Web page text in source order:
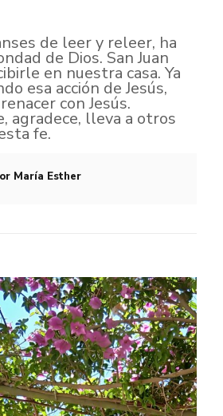
de leer y releer, ha
de Dios. San Juan
en nuestra casa. Ya
esa acción de Jesús,
con Jesús.
agradece, lleva a otros
fe.
María Esther